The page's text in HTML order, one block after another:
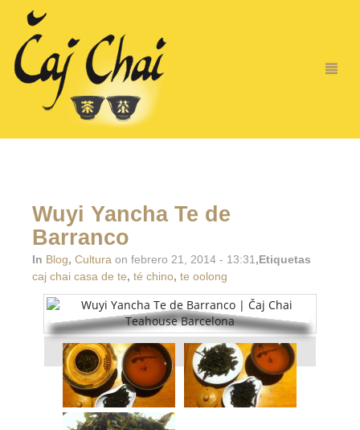
Wuyi Yancha Te de
Barranco
In Blog, Cultura on febrero 21, 2014 - 13:31 ,Etiquetas
caj chai casa de te, té chino, te oolong